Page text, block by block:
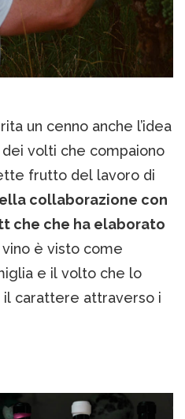
un cenno anche l’idea
volti che compaiono
frutto del lavoro di
collaborazione con
che che ha elaborato
vino è visto come
e il volto che lo
carattere attraverso i